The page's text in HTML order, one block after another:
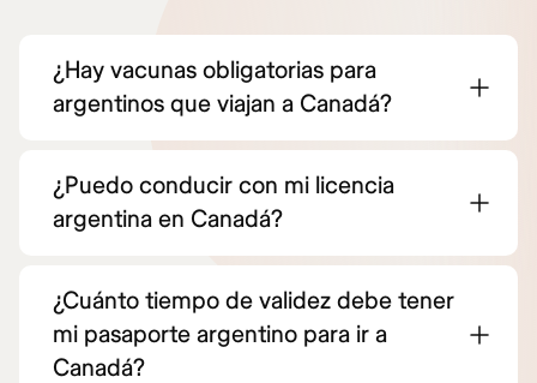
¿Hay vacunas obligatorias para
argentinos que viajan a Canadá?
¿Puedo conducir con mi licencia
argentina en Canadá?
¿Cuánto tiempo de validez debe tener
mi pasaporte argentino para ir a
Canadá?